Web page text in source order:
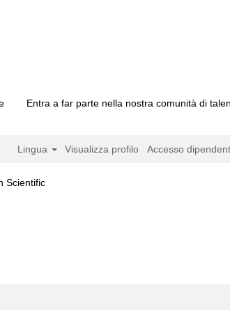
Entra a far parte nella nostra comunità di
Lingua Visualizza profilo Accesso
Scientific(pagina